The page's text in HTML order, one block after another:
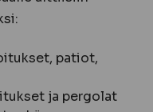
patiot,
ja pergolat